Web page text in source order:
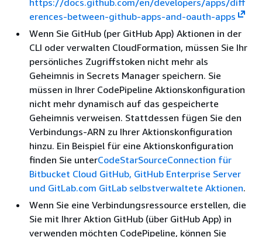
https://docs.github.com/en/developers/apps/diff
erences-between-github-apps-and-oauth-apps
Wenn Sie GitHub (per GitHub App) Aktionen in der
CLI oder verwalten CloudFormation, müssen Sie Ihr
persönliches Zugriffstoken nicht mehr als
Geheimnis in Secrets Manager speichern. Sie
müssen in Ihrer CodePipeline Aktionskonfiguration
nicht mehr dynamisch auf das gespeicherte
Geheimnis verweisen. Stattdessen fügen Sie den
Verbindungs-ARN zu Ihrer Aktionskonfiguration
hinzu. Ein Beispiel für eine Aktionskonfiguration
finden Sie unterCodeStarSourceConnection für
Bitbucket Cloud GitHub, GitHub Enterprise Server
und GitLab.com GitLab selbstverwaltete Aktionen.
Wenn Sie eine Verbindungsressource erstellen, die
Sie mit Ihrer Aktion GitHub (über GitHub App) in
verwenden möchten CodePipeline, können Sie